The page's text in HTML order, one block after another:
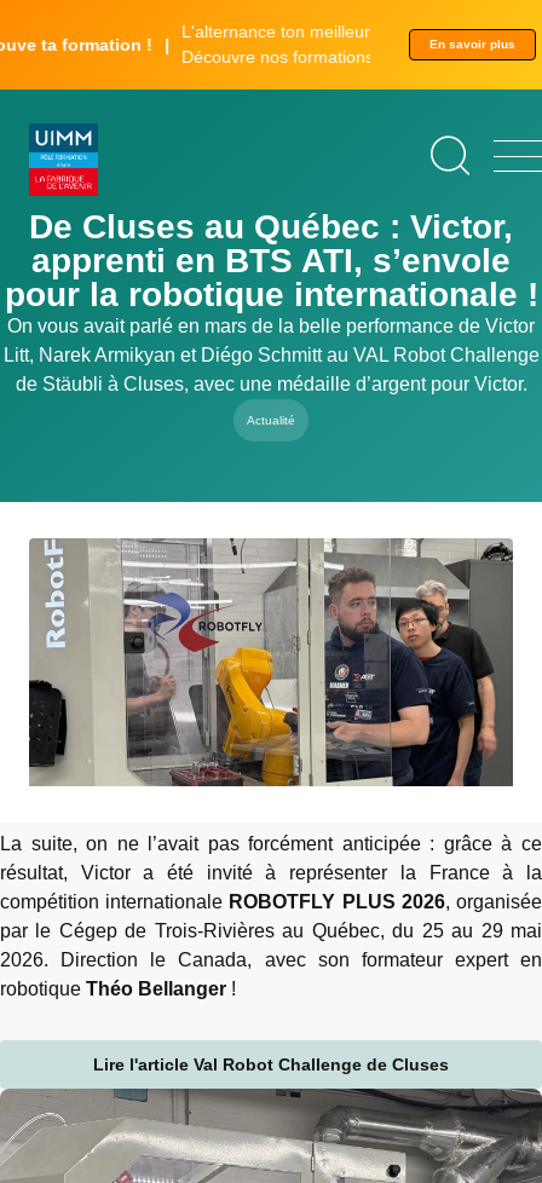
auformation !
L'alternance ton meilleur tremplin.
Découvre nos formations.
En savoir plus
Actualité
De Cluses au Québec : Victor,
apprenti en BTS ATI, s’envole
pour la robotique internationale !
On vous avait parlé en mars de la belle performance de Victor
Litt, Narek Armikyan et Diégo Schmitt au VAL Robot Challenge
de Stäubli à Cluses, avec une médaille d’argent pour Victor.
La suite, on ne l’avait pas forcément anticipée : grâce à ce
résultat, Victor a été invité à représenter la France à la
compétition internationale ROBOTFLY PLUS 2026, organisée
par le Cégep de Trois-Rivières au Québec, du 25 au 29 mai
2026. Direction le Canada, avec son formateur expert en
robotique Théo Bellanger !
Lire l'article Val Robot Challenge de Cluses